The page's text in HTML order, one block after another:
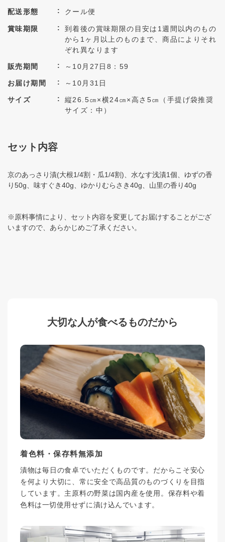
配送形態 クール便
賞味期限
到着後の賞味期限の目安は1週間以内のもの
から1ヶ月以上のものまで、商品によりそれ
ぞれ異なります
販売期間 ～10月27日8：59
お届け期間 ～10月31日
サイズ
縦26.5㎝×横24㎝×高さ5㎝（手提げ袋推奨
サイズ：中）
セット内容
京のあっさり漬(大根1/4割・瓜1/4割)、水なす浅漬1個、ゆずの香
り50g、味すぐき40g、ゆかりむらさき40g、山里の香り40g
※原料事情により、セット内容を変更してお届けすることがござ
いますので、あらかじめご了承ください。
大切な人が食べるものだから
着色料・保存料無添加
漬物は毎日の食卓でいただくものです。だからこそ安心
を何より大切に、常に安全で高品質のものづくりを目指
しています。主原料の野菜は国内産を使用。保存料や着
色料は一切使用せずに漬け込んでいます。